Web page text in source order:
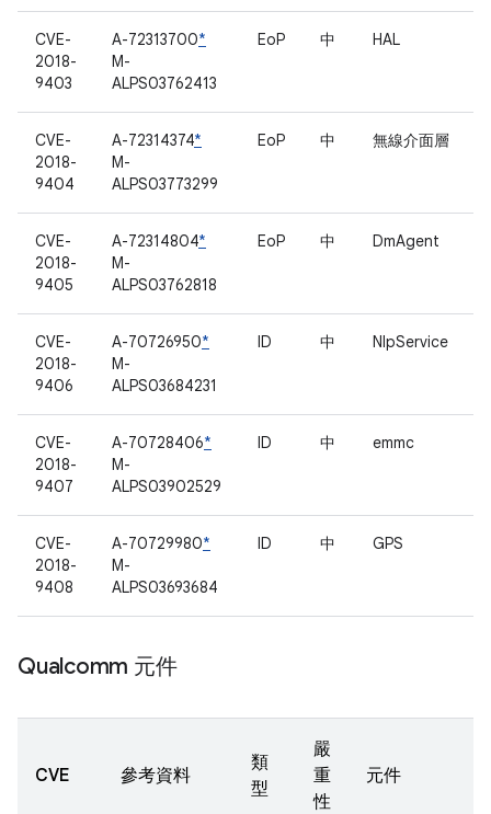
CVE-
2018-
9403
A-72313700*
M-
ALPS03762413
EoP 中 HAL
CVE-
2018-
9404
A-72314374*
M-
ALPS03773299
EoP 中 無線介面層
CVE-
2018-
9405
A-72314804*
M-
ALPS03762818
EoP 中 DmAgent
CVE-
2018-
9406
A-70726950*
M-
ALPS03684231
ID 中 NlpService
CVE-
2018-
9407
A-70728406*
M-
ALPS03902529
ID 中 emmc
CVE-
2018-
9408
A-70729980*
M-
ALPS03693684
ID 中 GPS
Qualcomm 元件
CVE 參考資料
類
型
嚴
重
性
元件